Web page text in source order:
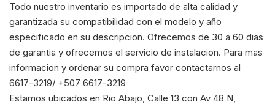
Todo nuestro inventario es importado de alta calidad y
garantizada su compatibilidad con el modelo y año
especificado en su descripcion. Ofrecemos de 30 a 60 dias
de garantia y ofrecemos el servicio de instalacion. Para mas
informacion y ordenar su compra favor contactarnos al
6617-3219/ +507 6617-3219
Estamos ubicados en Rio Abajo, Calle 13 con Av 48 N,